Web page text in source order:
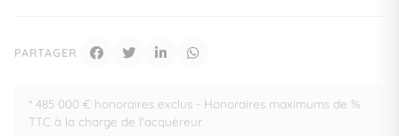
PARTAGER
* 485 000 € honoraires exclus - Honoraires maximums de %
TTC à la charge de l'acquéreur